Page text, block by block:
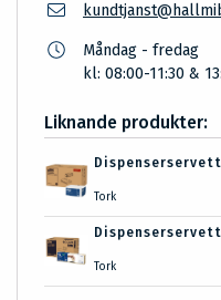
Måndag - fredag
kl: 08:00-11:30 &
Liknande produkter:
Tork
Tork